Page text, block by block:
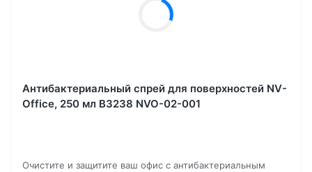
Антибактериальный спрей для поверхностей NV-
Office, 250 мл B3238 NVO-02-001
Очистите и защитите ваш офис с антибактериальным